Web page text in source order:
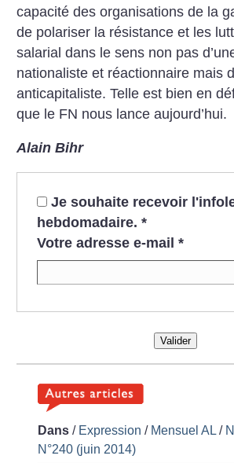
capacité des organisations de la
de polariser la résistance et les
salarial dans le sens non pas
nationaliste et réactionnaire mais
anticapitaliste. Telle est bien en
que le FN nous lance aujourd’hui.
Alain Bihr
Je souhaite recevoir
hebdomadaire. *
Votre adresse e-mail *
Valider
Dans / Expression / Mensuel AL /
N°240 (juin 2014)